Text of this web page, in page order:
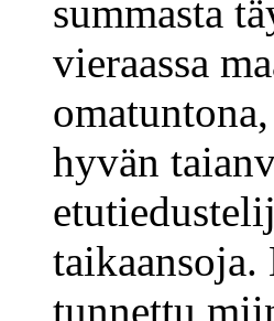
summasta
vieraassa
hyvän
tunnettu